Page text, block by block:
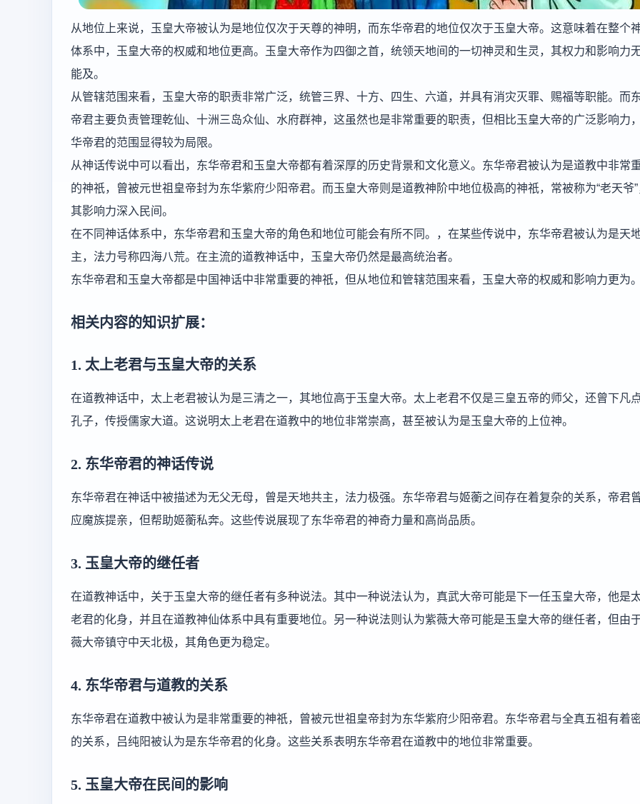
从地位上来说，玉皇大帝被认为是地位仅次于天尊的神明，而东华帝君的地位仅次于玉皇大帝。这意味着在整个
体系中，玉皇大帝的权威和地位更高。玉皇大帝作为四御之首，统领天地间的一切神灵和生灵，其权力和影响力
能及。
从管辖范围来看，玉皇大帝的职责非常广泛，统管三界、十方、四生、六道，并具有消灾灭罪、赐福等职能。而
帝君主要负责管理乾仙、十洲三岛众仙、水府群神，这虽然也是非常重要的职责，但相比玉皇大帝的广泛影响力
华帝君的范围显得较为局限。
从神话传说中可以看出，东华帝君和玉皇大帝都有着深厚的历史背景和文化意义。东华帝君被认为是道教中非常
的神祇，曾被元世祖皇帝封为东华紫府少阳帝君。而玉皇大帝则是道教神阶中地位极高的神祇，常被称为“老天爷”
其影响力深入民间。
在不同神话体系中，东华帝君和玉皇大帝的角色和地位可能会有所不同。，在某些传说中，东华帝君被认为是天
主，法力号称四海八荒。在主流的道教神话中，玉皇大帝仍然是最高统治者。
东华帝君和玉皇大帝都是中国神话中非常重要的神祇，但从地位和管辖范围来看，玉皇大帝的权威和影响力更为
相关内容的知识扩展：
1. 太上老君与玉皇大帝的关系
在道教神话中，太上老君被认为是三清之一，其地位高于玉皇大帝。太上老君不仅是三皇五帝的师父，还曾下凡
孔子，传授儒家大道。这说明太上老君在道教中的地位非常崇高，甚至被认为是玉皇大帝的上位神。
2. 东华帝君的神话传说
东华帝君在神话中被描述为无父无母，曾是天地共主，法力极强。东华帝君与姬蘅之间存在着复杂的关系，帝君
应魔族提亲，但帮助姬蘅私奔。这些传说展现了东华帝君的神奇力量和高尚品质。
3. 玉皇大帝的继任者
在道教神话中，关于玉皇大帝的继任者有多种说法。其中一种说法认为，真武大帝可能是下一任玉皇大帝，他是
老君的化身，并且在道教神仙体系中具有重要地位。另一种说法则认为紫薇大帝可能是玉皇大帝的继任者，但由
薇大帝镇守中天北极，其角色更为稳定。
4. 东华帝君与道教的关系
东华帝君在道教中被认为是非常重要的神祇，曾被元世祖皇帝封为东华紫府少阳帝君。东华帝君与全真五祖有着
的关系，吕纯阳被认为是东华帝君的化身。这些关系表明东华帝君在道教中的地位非常重要。
5. 玉皇大帝在民间的影响